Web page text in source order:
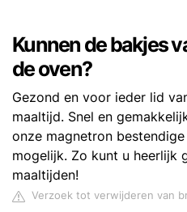
Kunnen de bakjes
de oven?
Gezond en voor ieder lid
maaltijd. Snel en
onze magnetron
mogelijk. Zo kunt u heerlijk
maaltijden!
Verzoek tot verwijderen van